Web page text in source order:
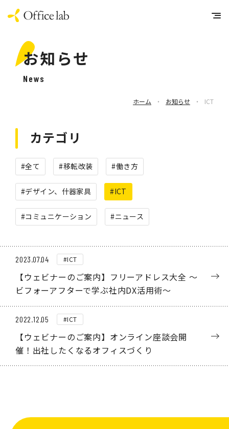
お知らせ
News
ホーム ・ お知らせ ・ ICT
カテゴリ
#全て #移転改装 #働き方
#デザイン、什器家具 #ICT
#コミュニケーション #ニュース
2023.07.04 #ICT
【ウェビナーのご案内】フリーアドレス大全 ～
ビフォーアフターで学ぶ社内DX活用術～
2022.12.05 #ICT
【ウェビナーのご案内】オンライン座談会開
催！出社したくなるオフィスづくり